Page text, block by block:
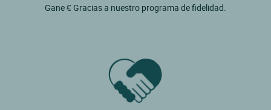
Gane € Gracias a nuestro programa de fidelidad.